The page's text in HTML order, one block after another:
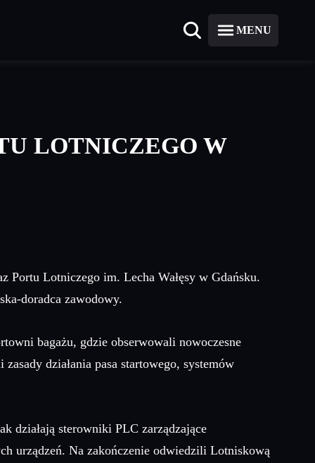
MENU
LOTNICZEGO W
Lotniczego im. Lecha Wałęsy w Gdańsku.
doradca zawodowy.
bagażu, gdzie obserwowali nowoczesne
działania pasa startowego, systemów
działają sterowniki PLC zarządzające
urządzeń. Na zakończenie odwiedzili Lotniskową